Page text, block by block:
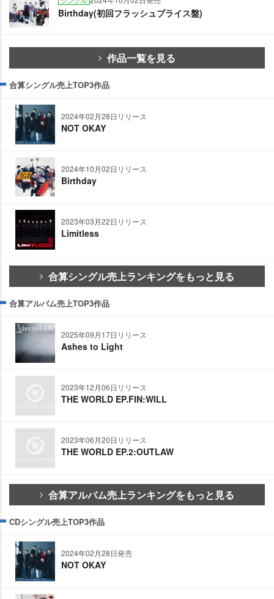
Birthday(初回フラッシュプライス盤)
作品一覧を見る
合算シングル売上TOP3作品
2024年02月28日リリース
NOT OKAY
2024年10月02日リリース
Birthday
2023年03月22日リリース
Limitless
合算シングル売上ランキングをもっと見る
合算アルバム売上TOP3作品
2025年09月17日リリース
Ashes to Light
2023年12月06日リリース
THE WORLD EP.FIN:WILL
2023年06月20日リリース
THE WORLD EP.2:OUTLAW
合算アルバム売上ランキングをもっと見る
CDシングル売上TOP3作品
2024年02月28日発売
NOT OKAY